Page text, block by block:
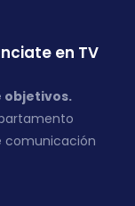
en TV
objetivos.
comunicación